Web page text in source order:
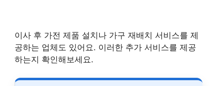
이사 후 가전 제품 설치나 가구 재배치 서비스를 제
공하는 업체도 있어요. 이러한 추가 서비스를 제공
하는지 확인해보세요.